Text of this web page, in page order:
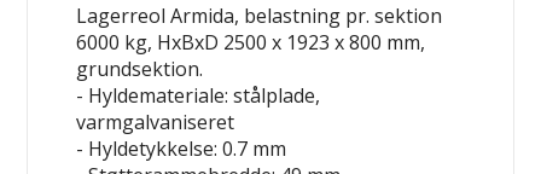
Lagerreol Armida, belastning pr. sektion
6000 kg, HxBxD 2500 x 1923 x 800 mm,
grundsektion.
- Hyldemateriale: stålplade,
varmgalvaniseret
- Hyldetykkelse: 0.7 mm